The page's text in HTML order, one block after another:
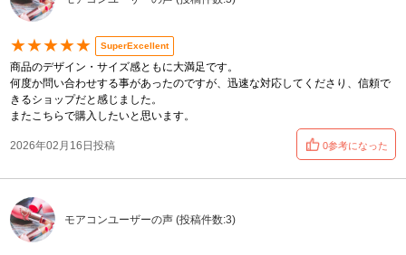
★★★★★ SuperExcellent
商品のデザイン・サイズ感ともに大満足です。
何度か問い合わせする事があったのですが、迅速な対応してくださり、信頼で
きるショップだと感じました。
またこちらで購入したいと思います。
2026年02月16日投稿 0参考になった
モアコンユーザーの声 (投稿件数:3)